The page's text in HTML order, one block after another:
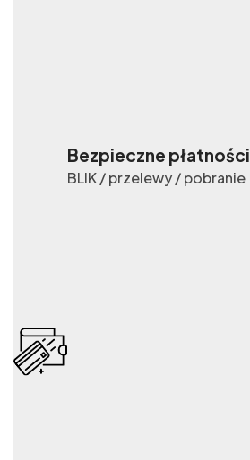
Bezpieczne płatności
BLIK / przelewy / pobranie